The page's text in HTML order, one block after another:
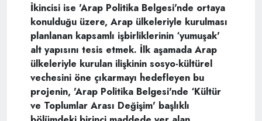
İkincisi ise 'Arap Politika Belgesi'nde ortaya
konulduğu üzere, Arap ülkeleriyle kurulması
planlanan kapsamlı işbirliklerinin ‘yumuşak'
alt yapısını tesis etmek. İlk aşamada Arap
ülkeleriyle kurulan ilişkinin sosyo-kültürel
vechesini öne çıkarmayı hedefleyen bu
projenin, 'Arap Politika Belgesi'nde ‘Kültür
ve Toplumlar Arası Değişim' başlıklı